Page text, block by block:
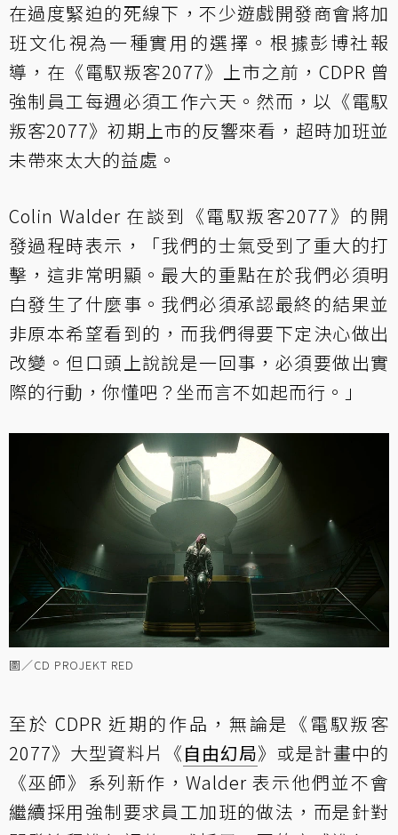
在過度緊迫的死線下，不少遊戲開發商會將加
班文化視為一種實用的選擇。 根據彭博社報
導 ，在《電馭叛客2077》上市之前，CDPR 曾
強制員工每週必須工作六天。然而，以《電馭
叛客2077》初期上市的反響來看，超時加班並
未帶來太大的益處。
Colin Walder 在談到《電馭叛客2077》的開
發過程時表示，「我們的士氣受到了重大的打
擊，這非常明顯。最大的重點在於我們必須明
白發生了什麼事。我們必須承認最終的結果並
非原本希望看到的，而我們得要下定決心做出
改變。但口頭上說說是一回事，必須要做出實
際的行動，你懂吧？坐而言不如起而行。」
圖／CD PROJEKT RED
至於 CDPR 近期的作品，無論是《電馭叛客
2077》大型資料片《自由幻局》或是計畫中的
《巫師》系列新作，Walder 表示他們並不會
繼續採用強制要求員工加班的做法，而是針對